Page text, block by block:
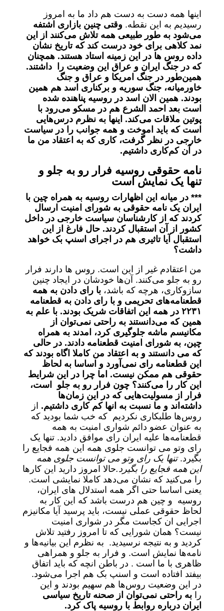
اینها همه دست به دست هم داد ما به امروز
رسیدیم به این نقطه. وقتی چنین بازاری اشتفه
می‌شود به طور طبیعی همه تلاش می‌کنند از این
نمد کلاهی برای خود درست کند که تاریخ نشان
داده روس ها در این زمینه استاد هستند. همچنان
که در جنگ ایران و عراق این وضعیت را داشتند.
همین‌طور در جنگ امریکا و عراق و جنگ
خاورمیانه، جنگ سوریه و برکناری اسد هم همین
بودند. همین الان اسد در روسیه پناهنده شده
است بعد احمد الشرع هم در مسکو می‌رود با
پوتین ملاقات می‌کند. اینها به نظرم درس‌هایی
است که باید اموخت و همه جوانب را در سیاست
خارجی در نظر گرفت، کاری که به اعتقاد من ما
در آن کم‌کاری داشتیم.
نامه حقوقی روسیه فرار رو به جلو و
تنها یک نمایش است
*** در میانه این اظهارات روسیه به همراه چین با
ایران یک نامه حقوقی به شورای امنیت ارسال
کردند که از کارشناسان سیاست خارجی در داخل
کشور از آن استقبال کردند. حال فارغ از این
استقبال آیا تاثیری هم در اجرای اسنپ بک خواهد
داشت؟
من اعتقادم غیر از این است. روس ها دارند فرار
رو به جلو می‌کنند. آن‌ها خودشان در ایجاد چنین
سازوکاری، هرچه که باشد، با رای دادن به همه
قطعنامه‌های تحریمی و با رای دادن به قطعنامه
۲۲۳۱ در همه این اتفاقات شریک بودند. با علم به
همین که می‌دانستند به راحتی نمی‌توان از
مکانیسم ماشه جلوگیری کرد، امدند به همراه
چین، به شورای امنیت قطعنامه دادند. در حالی
که می دانستند و به اعتقاد من کاملا اگاه بودند که
این قطعنامه رای نمی‌آورد و اساسا به لحاظ
حقوقی هم ممکن نیست. اما چرا در این شرایط
این کار را می‌کنند؟ چون فرار رو به جلو است،
فرار از مسولیت‌هایی که در این زمان‌ها
داشته‌اند و ما نسبت به انها کم کاری داشتیم. از
روس‌ها طلبکاری نکردیم که خب شما بودید که
به عنوان عضو دائم شواری امنیت به همه
قطعنامه‌ها علیه ایران رای موافق دادید. تنها یک
رای وتو می توانست جلوی همه این همه فجایع را
بگیرد.تنها یک رای وتو می توانست جلوی همه
این همه فجایع را بگیرد.حالا امروز دارید این کارها
را می‌کنید که نشان می‌دهد کاملا نمایشی است.
یعنی اساسا حتی اگر همه استدلال های ایران،
روسیه و چین هم درست باشد که این کار به
لحاظ حقوقی عملی نیست، باید پرسید آیا مکانیزم
اجرایی ان کجاست مگر در شواری امنیت
نیست؟ همان شورایی که تا امروز رفتید تلاش
کردید و به نتیجه نرسیدید. به نظرم این بیانیه‌ها و
نامه‌ها نمایش است. و فرار به جلو و همراهی
ظاهری با ما است . در باطن انچه که باید اتفاق
بیفتد افتاده است و اسنپ بک هم اجرا می‌شود.
در این وضعیت روس‌ها هم سهیم بودند و این
را
به راحتی نمی‌توان از صحنه تاریخ سیاسی
ایران درباره روابط با روسیه پاک کرد.